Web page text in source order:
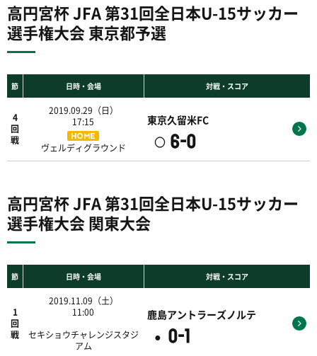
高円宮杯 JFA 第31回全日本U-15サッカー
選手権大会 東京都予選
節 日時・会場 対戦・スコア
4
回
戦
2019.09.29（日）
17:15
HOME
ヴェルディグラウンド
東京久留米FC
〇 6-0
高円宮杯 JFA 第31回全日本U-15サッカー
選手権大会 関東大会
節 日時・会場 対戦・スコア
1
回
戦
2019.11.09（土）
11:00
セキショウチャレンジスタジ
アム
鹿島アントラーズノルテ
● 0-1